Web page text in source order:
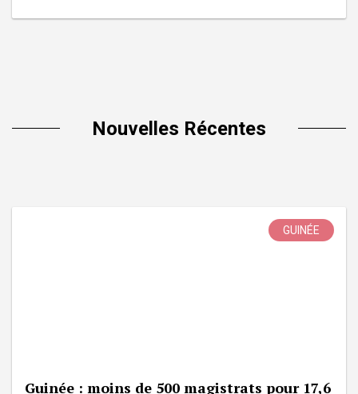
Nouvelles Récentes
GUINÉE
Guinée : moins de 500 magistrats pour 17,6